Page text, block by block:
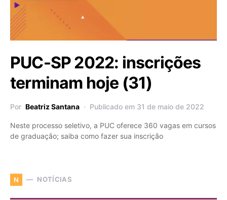
PUC-SP 2022: inscrições
terminam hoje (31)
Por Beatriz Santana Publicado em 31 de maio de 2022
Neste processo seletivo, a PUC oferece 360 vagas em cursos
de graduação; saiba como fazer sua inscrição
N NOTÍCIAS